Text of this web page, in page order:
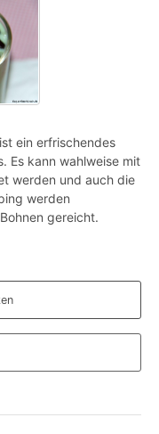
ein erfrischendes
Es kann wahlweise mit
werden und auch die
werden
gereicht.